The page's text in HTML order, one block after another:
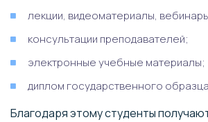
лекции, видеоматериалы,
консультации преподавателей;
электронные учебные материалы;
диплом государственного
Благодаря этому студенты